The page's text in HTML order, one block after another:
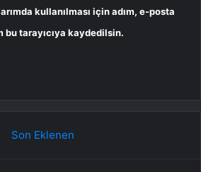
kullanılması için adım, e-posta
bu tarayıcıya kaydedilsin.
Son Eklenen